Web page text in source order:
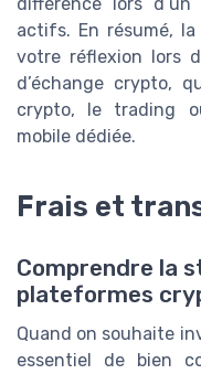
actifs. En résumé,
votre réflexion lors
d’échange crypto,
crypto, le trading
mobile dédiée.
Frais et
Comprendre la
plateformes
Quand on souhaite
essentiel de bien